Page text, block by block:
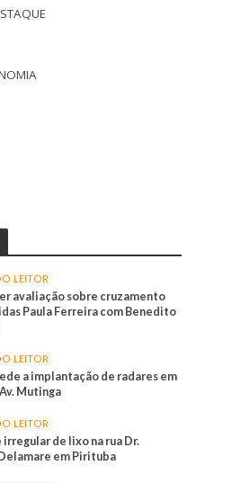
LEITOR
avaliação sobre cruzamento
Paula Ferreira com Benedito
LEITOR
a implantação de radares em
Mutinga
LEITOR
de lixo na rua Dr.
em Pirituba